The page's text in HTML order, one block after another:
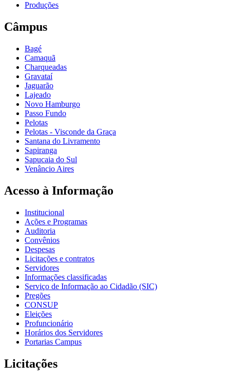
Produções
Câmpus
Bagé
Camaquã
Charqueadas
Gravataí
Jaguarão
Lajeado
Novo Hamburgo
Passo Fundo
Pelotas
Pelotas - Visconde da Graça
Santana do Livramento
Sapiranga
Sapucaia do Sul
Venâncio Aires
Acesso à Informação
Institucional
Ações e Programas
Auditoria
Convênios
Despesas
Licitações e contratos
Servidores
Informações classificadas
Serviço de Informação ao Cidadão (SIC)
Pregões
CONSUP
Eleições
Profuncionário
Horários dos Servidores
Portarias Campus
Licitações